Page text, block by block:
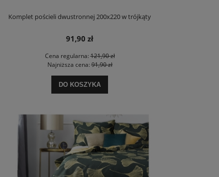
Komplet pościeli dwustronnej 200x220 w trójkąty
91,90 zł
Cena regularna:121,90 zł
Najniższa cena:91,90 zł
DO KOSZYKA